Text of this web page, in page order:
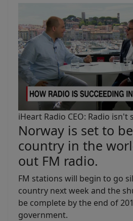
iHeart Radio CEO: Radio isn't
Norway is set to
country in the
out FM radio.
FM stations will begin to go
country next week and the
be complete by the end of
government.